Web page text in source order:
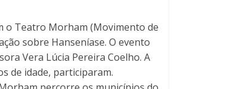
o Teatro Morham (Movimento de
sobre Hanseníase. O evento
Vera Lúcia Pereira Coelho. A
de idade, participaram.